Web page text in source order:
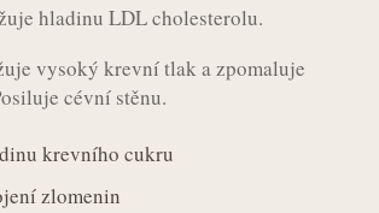
hladinu LDL cholesterolu.
vysoký krevní tlak a zpomaluje
cévní stěnu.
krevního cukru
zlomenin